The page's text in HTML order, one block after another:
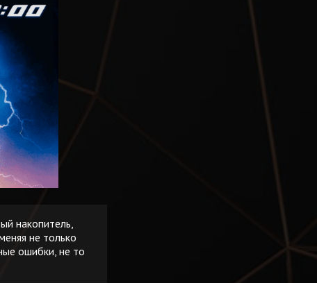
накопитель,
не только
ошибки, не то